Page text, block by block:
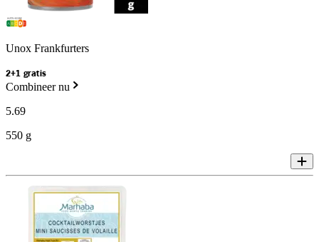
Unox Frankfurters
2+1 gratis
Combineer nu
5.69
550 g